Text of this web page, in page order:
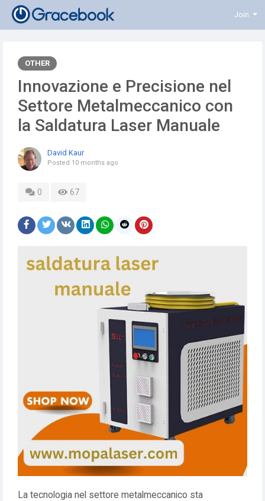
Join
OTHER
Innovazione e Precisione nel
Settore Metalmeccanico con
la Saldatura Laser Manuale
David Kaur
Posted 10 months ago
0 67
La tecnologia nel settore metalmeccanico sta